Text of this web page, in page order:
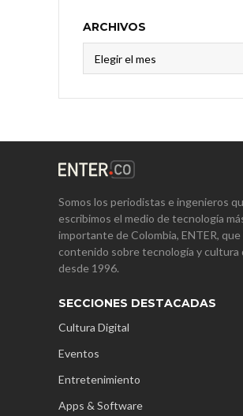
ARCHIVOS
Somos los periodistas e ingenieros
escribimos el medio de tecnología
importante de Colombia, ENTER,
contenido sobre tecnología y cultura
desde 1996.
SECCIONES DESTACADAS
Cultura Digital
Eventos
Entretenimiento
Apps & Software